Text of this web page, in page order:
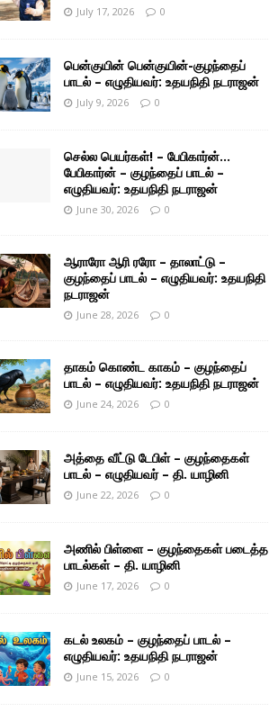
July 17, 2026 0
பென்குயின் பென்குயின்-குழந்தைப்
பாடல் – எழுதியவர்: உதயநிதி நடராஜன்
July 9, 2026 0
செல்ல பெயர்கள்! – பேபிகார்ன்…
பேபிகார்ன் – குழந்தைப் பாடல் –
எழுதியவர்: உதயநிதி நடராஜன்
June 30, 2026 0
ஆராரோ ஆரி ரரோ – தாலாட்டு –
குழந்தைப் பாடல் – எழுதியவர்: உதயநிதி
நடராஜன்
June 28, 2026 0
தாகம் கொண்ட காகம் – குழந்தைப்
பாடல் – எழுதியவர்: உதயநிதி நடராஜன்
June 24, 2026 0
அத்தை வீட்டு டேபிள் – குழந்தைகள்
பாடல் – எழுதியவர் – தி. யாழினி
June 22, 2026 0
அணில் பிள்ளை – குழந்தைகள் படைத்த
பாடல்கள் – தி. யாழினி
June 17, 2026 0
கடல் உலகம் – குழந்தைப் பாடல் –
எழுதியவர்: உதயநிதி நடராஜன்
June 15, 2026 0